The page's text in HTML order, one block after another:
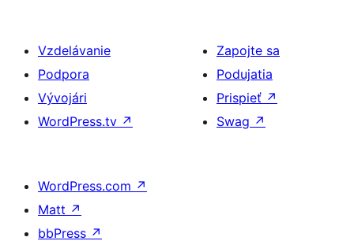
Vzdelávanie
Podpora
Vývojári
WordPress.tv ↗
Zapojte sa
Podujatia
Prispieť ↗
Swag ↗
WordPress.com ↗
Matt ↗
bbPress ↗